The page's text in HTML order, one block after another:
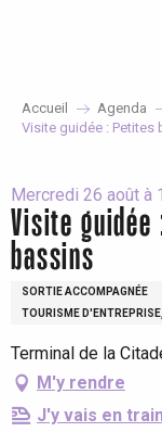
Accueil Agenda
Visite guidée :
Mercredi 26 août à
Visite
bassins
SORTIE ACCOMPAGNÉE
TOURISME
Terminal de la
M'y rendre
J'y vais en